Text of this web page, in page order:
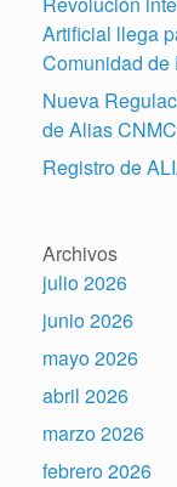
Artificial llega
Comunidad de
Nueva
de Alias
Registro de
Archivos
julio 2026
junio 2026
mayo 2026
abril 2026
marzo 2026
febrero 2026